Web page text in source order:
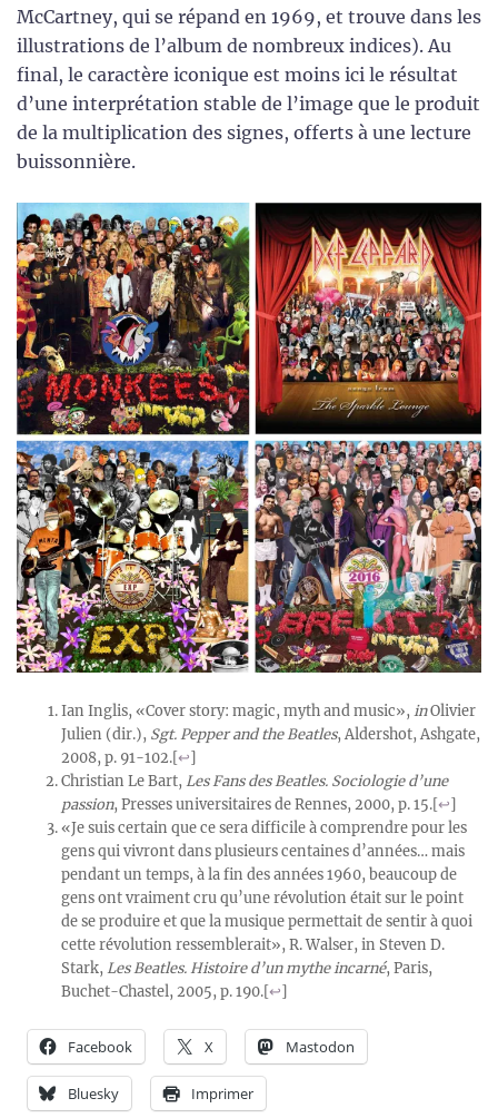
McCartney, qui se répand en 1969, et trouve dans les
illustrations de l’album de nombreux indices). Au
final, le caractère iconique est moins ici le résultat
d’une interprétation stable de l’image que le produit
de la multiplication des signes, offerts à une lecture
buissonnière.
Ian Inglis, «Cover story: magic, myth and music», inOlivier
Julien (dir.), Sgt. Pepper and the Beatles, Aldershot, Ashgate,
2008, p. 91-102.[↩]
Christian Le Bart, Les Fans des Beatles. Sociologie d’une
passion, Presses universitaires de Rennes, 2000, p. 15.[↩]
«Je suis certain que ce sera difficile à comprendre pour les
gens qui vivront dans plusieurs centaines d’années… mais
pendant un temps, à la fin des années 1960, beaucoup de
gens ont vraiment cru qu’une révolution était sur le point
de se produire et que la musique permettait de sentir à quoi
cette révolution ressemblerait», R. Walser, in Steven D.
Stark, Les Beatles. Histoire d’un mythe incarné, Paris,
Buchet-Chastel, 2005, p. 190.[↩]
Facebook X Mastodon
Bluesky Imprimer